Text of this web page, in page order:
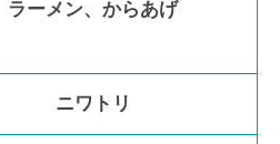
ラーメン、からあげ
ニワトリ